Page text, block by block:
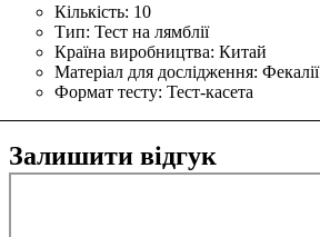
Кількість: 10
Тип: Тест на лямблії
Країна виробництва: Китай
Матеріал для дослідження: Фекалії
Формат тесту: Тест-касета
Залишити відгук